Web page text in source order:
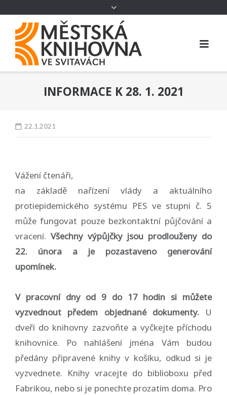
INFORMACE K 28. 1. 2021
22.1.2021
Vážení čtenáři,
na základě nařízení vlády a aktuálního
protiepidemického systému PES ve stupni č. 5
může fungovat pouze bezkontaktní půjčování a
vracení. Všechny výpůjčky jsou prodlouženy do
22. února a je pozastaveno generování
upomínek.
V pracovní dny od 9 do 17 hodin si můžete
vyzvednout předem objednané dokumenty.U
dveří do knihovny zazvoňte a vyčkejte příchodu
knihovnice. Po nahlášení jména Vám budou
předány připravené knihy v košíku, odkud si je
vyzvednete. Knihy vracejte do biblioboxu před
Fabrikou, nebo si je ponechte prozatím doma. Pro